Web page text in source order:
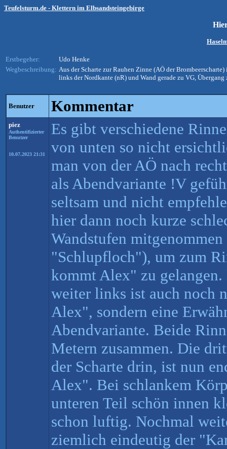
Teufelsturm.de - Klettern im Elbsandsteingebirge
Erstbegeher:
Udo Henke
Wegbeschreibung: Aus der Scharte zur Rauhen Zinne (AÖ der
links der Nordkante (nR) und Wand gerade zu VG, Übergang
Benutzer Kommentar
piez
Authentifizierter
Benutzer
10.07.2023 21:31
Es gibt verschiedene
von unten so nicht
man von der AÖ nach
als Abendvariante !V
seltsam und nicht
hier dann noch kurze
Wandstufen
"Schlupfloch"), um zum
kommt Alex" zu
weiter links ist auch noch
Alex", sondern eine
Abendvariante. Beide
Metern zusammen. Die
der Scharte drin, ist nun
Alex". Bei schlankem
unteren Teil schön innen
schon luftig. Nochmal
ziemlich eindeutig der